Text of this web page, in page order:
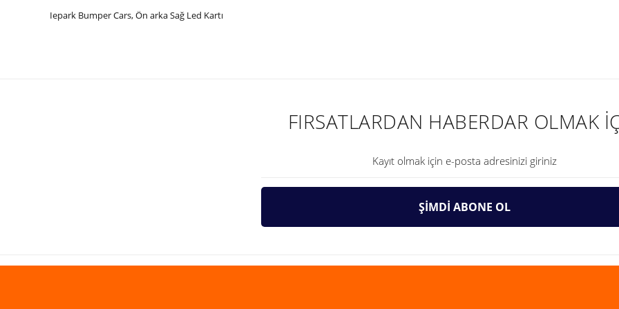
Iepark Bumper Cars, Ön arka Sağ Led Kartı
Gönder
FIRSATLARDAN HABERDAR OLMAK
ŞİMDİ ABONE OL